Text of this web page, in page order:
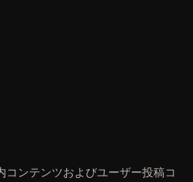
ンテンツおよびユーザー投稿コ